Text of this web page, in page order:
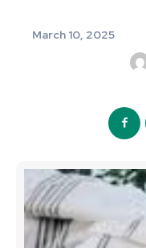
March 10, 2025